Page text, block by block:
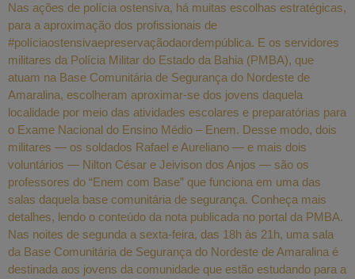
Nas ações de polícia ostensiva, há muitas escolhas estratégicas,
para a aproximação dos profissionais de
#políciaostensivaepreservaçãodaordempública. E os servidores
militares da Polícia Militar do Estado da Bahia (PMBA), que
atuam na Base Comunitária de Segurança do Nordeste de
Amaralina, escolheram aproximar-se dos jovens daquela
localidade por meio das atividades escolares e preparatórias para
o Exame Nacional do Ensino Médio – Enem. Desse modo, dois
militares — os soldados Rafael e Aureliano — e mais dois
voluntários — Nilton César e Jeivison dos Anjos — são os
professores do “Enem com Base” que funciona em uma das
salas daquela base comunitária de segurança. Conheça mais
detalhes, lendo o conteúdo da nota publicada no portal da PMBA.
Nas noites de segunda a sexta-feira, das 18h às 21h, uma sala
da Base Comunitária de Segurança do Nordeste de Amaralina é
destinada aos jovens da comunidade que estão estudando para a